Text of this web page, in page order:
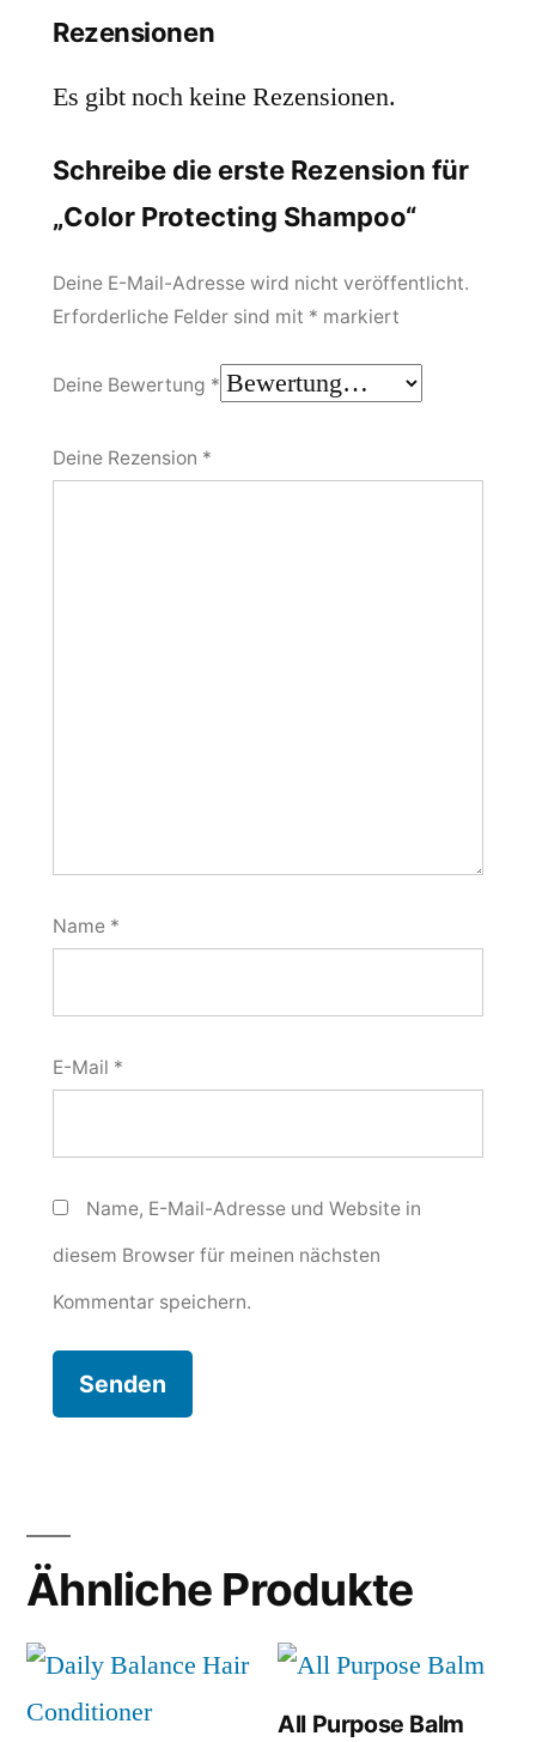
Rezensionen
Es gibt noch keine Rezensionen.
Schreibe die erste Rezension für
„Color Protecting Shampoo“
Deine E-Mail-Adresse wird nicht veröffentlicht.
Erforderliche Felder sind mit * markiert
Deine Bewertung *
Deine Rezension *
Name *
E-Mail *
Name, E-Mail-Adresse und Website in
diesem Browser für meinen nächsten
Kommentar speichern.
Ähnliche Produkte
All Purpose Balm